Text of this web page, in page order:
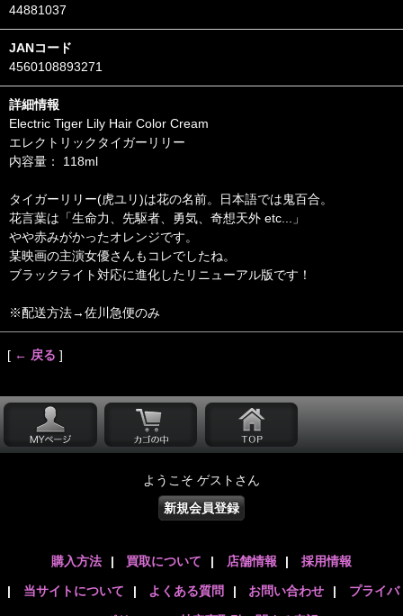
44881037
JANコード
4560108893271
詳細情報
Electric Tiger Lily Hair Color Cream
エレクトリックタイガーリリー
内容量： 118ml
タイガーリリー(虎ユリ)は花の名前。日本語では鬼百合。
花言葉は「生命力、先駆者、勇気、奇想天外 etc...」
やや赤みがかったオレンジです。
某映画の主演女優さんもコレでしたね。
ブラックライト対応に進化したリニューアル版です！
※配送方法→佐川急便のみ
[ ← 戻る ]
ようこそ ゲストさん
新規会員登録
購入方法 | 買取について | 店舗情報 | 採用情報
| 当サイトについて | よくある質問 | お問い合わせ | プライバ